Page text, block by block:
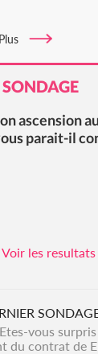
SONDAGE
ascension
parait-il
Voir les resultats
vous
du contrat de